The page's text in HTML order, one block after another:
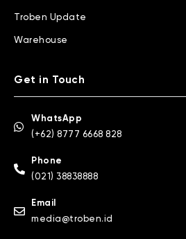
Troben Update
Warehouse
Get in Touch
WhatsApp
(+62) 8777 6668 828
Phone
(021) 38838888
Email
media@troben.id